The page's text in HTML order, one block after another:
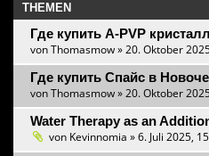
THEMEN
Где купить A-PVP
vonThomasmow» 20. Oktober
Где купить Спайс в
vonThomasmow» 20. Oktober
Water Therapy as an
von Kevinnomia » 6. Juli 2025,